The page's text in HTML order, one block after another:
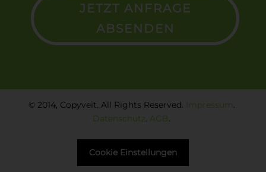
JETZT ANFRAGE
ABSENDEN
© 2014, Copyveit. All Rights Reserved. Impressum.
Datenschutz.AGB.
Cookie Einstellungen